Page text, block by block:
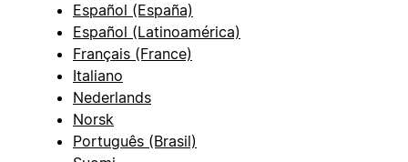
Español (España)
Español (Latinoamérica)
Français (France)
Italiano
Nederlands
Norsk
Português (Brasil)